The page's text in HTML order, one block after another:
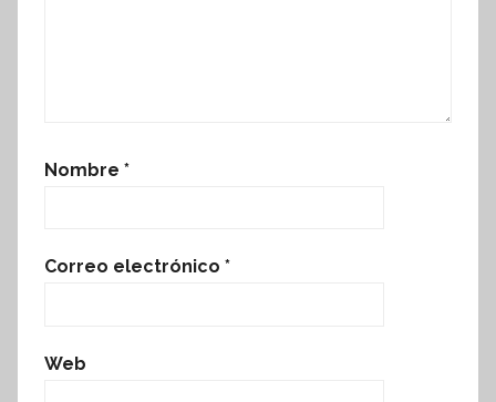
Nombre *
Correo electrónico *
Web